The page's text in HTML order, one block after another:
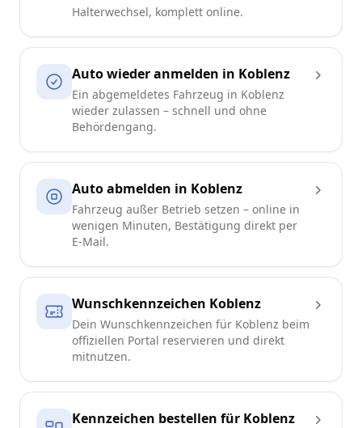
Halterwechsel, komplett online.
Auto wieder anmelden in Koblenz
Ein abgemeldetes Fahrzeug in Koblenz
wieder zulassen – schnell und ohne
Behördengang.
Auto abmelden in Koblenz
Fahrzeug außer Betrieb setzen – online in
wenigen Minuten, Bestätigung direkt per
E-Mail.
Wunschkennzeichen Koblenz
Dein Wunschkennzeichen für Koblenz beim
offiziellen Portal reservieren und direkt
mitnutzen.
Kennzeichen bestellen für Koblenz